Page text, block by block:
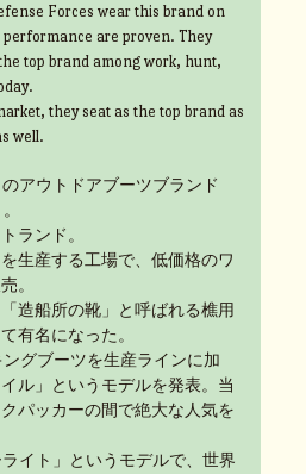
Forces wear this brand on
are proven. They
top brand among work, hunt,
they seat as the top brand as
well.
アウトドアブーツブランド
ランド。
生産する工場で、低価格のワ
。
造船所の靴」と呼ばれる樵用
有名になった。
グブーツを生産ラインに加
ル」というモデルを発表。当
パッカーの間で絶大な人気を
イト」というモデルで、世界